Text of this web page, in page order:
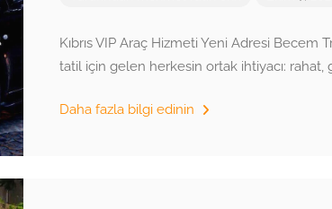
Kıbrıs VIP Araç Hizmeti Yeni Adresi Becem
tatil için gelen herkesin ortak ihtiyacı: rahat,
Daha fazla bilgi edinin